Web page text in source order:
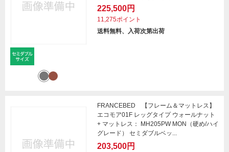
225,500円
11,275ポイント
送料無料、入荷次第出荷
FRANCEBED 【フレーム＆マットレス】
エコモア01F レッグタイプ ウォールナット
+ マットレス： MH205PW MON（硬め/ハイ
グレード） セミダブルベッ...
203,500円